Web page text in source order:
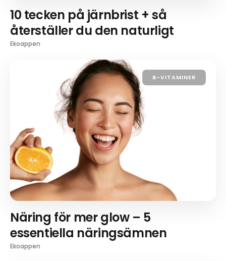
10 tecken på järnbrist + så
återställer du den naturligt
Ekoappen
B-VITAMINER
Näring för mer glow – 5
essentiella näringsämnen
Ekoappen